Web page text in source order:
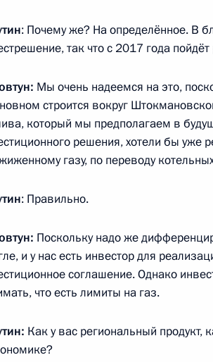
сайта
и фото
СМИ
Информационные
ресурсы
Президента России
Президент России
Обратиться к
Президент России —
гражданам школьного
Владимир Путин —
: Почему же? На определённое. В
так что с 2017 года пойдёт
Мы очень надеемся на это,
строится вокруг
который мы предполагаем в
решения, хотели бы уже
газу, по переводу
: Правильно.
Поскольку надо же
и у нас есть инвестор для
соглашение. Однако
что есть лимиты на газ.
Как у вас региональный продукт,